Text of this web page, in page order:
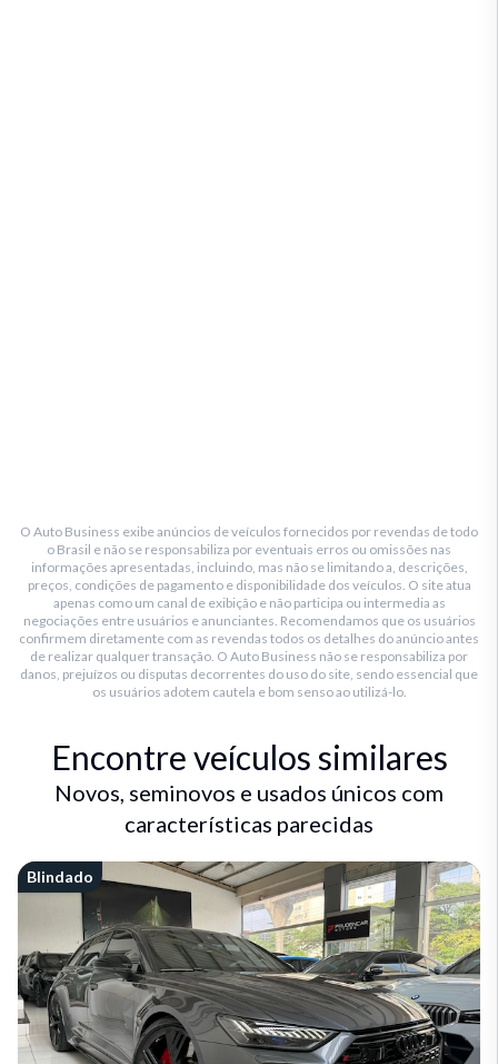
O Auto Business exibe anúncios de veículos fornecidos por revendas de todo
o Brasil e não se responsabiliza por eventuais erros ou omissões nas
informações apresentadas, incluindo, mas não se limitando a, descrições,
preços, condições de pagamento e disponibilidade dos veículos. O site atua
apenas como um canal de exibição e não participa ou intermedia as
negociações entre usuários e anunciantes. Recomendamos que os usuários
confirmem diretamente com as revendas todos os detalhes do anúncio antes
de realizar qualquer transação. O Auto Business não se responsabiliza por
danos, prejuízos ou disputas decorrentes do uso do site, sendo essencial que
os usuários adotem cautela e bom senso ao utilizá-lo.
Encontre veículos similares
Novos, seminovos e usados únicos com
características parecidas
Blindado